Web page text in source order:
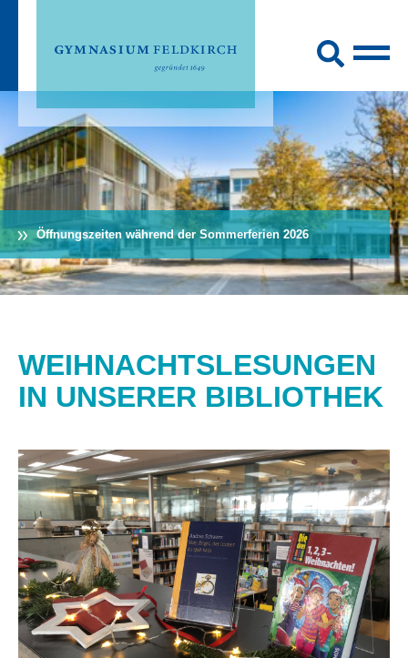
Öffnungszeiten während der Sommerferien 2026
WEIHNACHTSLESUNGEN
IN UNSERER BIBLIOTHEK